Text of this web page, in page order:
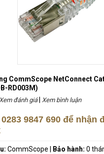
CommScope NetConnect
RD003M)
đánh giá| Xem bình luận
0283 9847 690 để nhận
CommScope Bảo hành: 0